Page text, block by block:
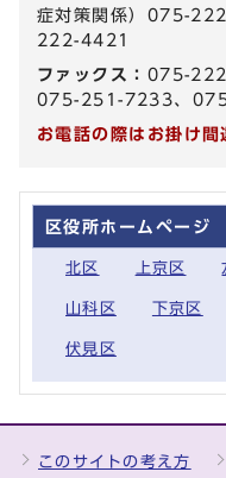
症対策関係）075-
222-4421
ファックス： 075-
075-251-7233、
お電話の際はお掛け
区役所ホームページ
北区 上京区
山科区 下京区
伏見区
このサイトの考え方